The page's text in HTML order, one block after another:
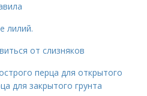
лилий.
от слизняков
перца для открытого
для закрытого грунта